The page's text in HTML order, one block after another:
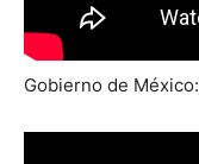
Gobierno de México: